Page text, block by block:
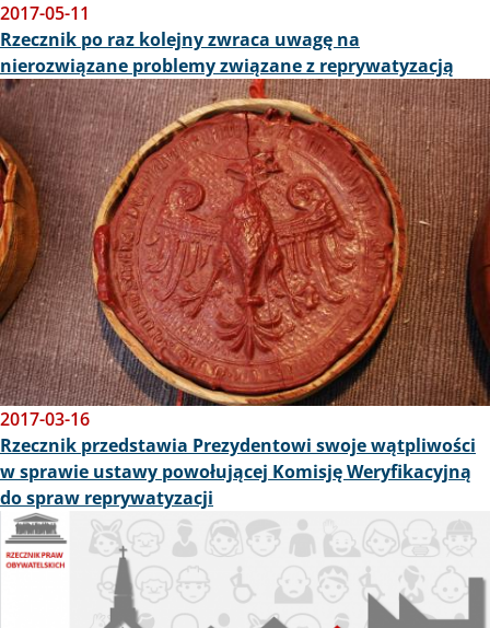
2017-05-11
Rzecznik po raz kolejny zwraca uwagę na
nierozwiązane problemy związane z reprywatyzacją
Obraz
2017-03-16
Rzecznik przedstawia Prezydentowi swoje wątpliwości
w sprawie ustawy powołującej Komisję Weryfikacyjną
do spraw reprywatyzacji
Obraz